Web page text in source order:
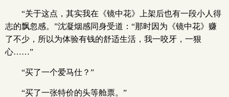
“关于这点，其实我在《镜中花》上架后也有一段小人得
志的飘忽感。”沈凝烟感同身受道：“那时因为《镜中花》赚
了不少，所以为体验有钱的舒适生活，我一咬牙，一狠
心……”
“买了一个爱马仕？”
“买了一张特价的头等舱票。”